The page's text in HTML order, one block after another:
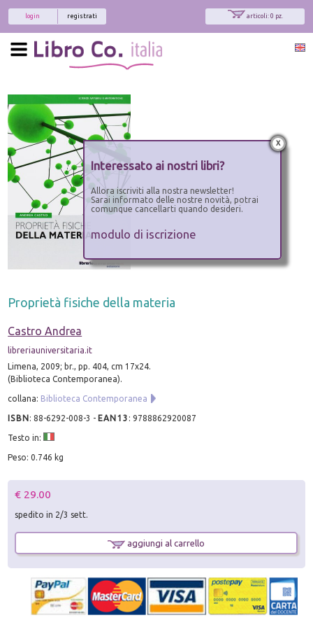
articoli: 0 pz.
registrati
login
Proprietà fisiche della materia
Castro Andrea
libreriauniversitaria.it
Limena, 2009; br., pp. 404, cm 17x24.
(Biblioteca Contemporanea).
collana: Biblioteca Contemporanea
ISBN:88-6292-008-3 - EAN13 :9788862920087
Testo in:
Peso: 0.746 kg
€ 29.00
spedito in 2/3 sett.
aggiungi al carrello
x
Interessato ai nostri libri?
Allora iscriviti alla nostra newsletter!
Sarai informato delle nostre novità, potrai
comunque cancellarti quando desideri.
modulo di iscrizione